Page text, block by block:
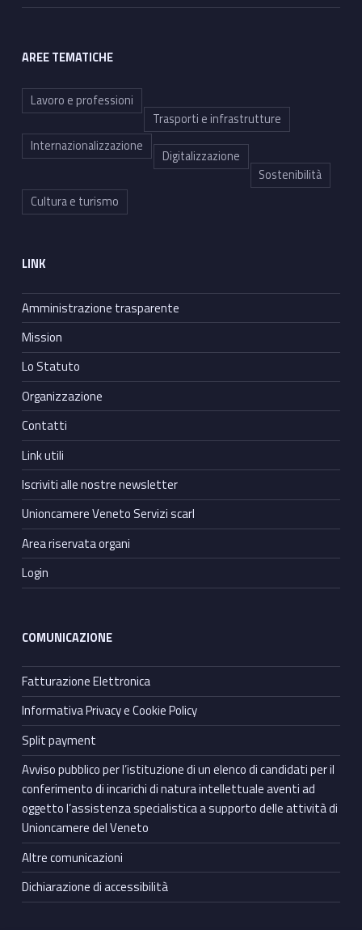
AREE TEMATICHE
Lavoro e professioni
Trasporti e infrastrutture
Internazionalizzazione
Digitalizzazione
Sostenibilità
Cultura e turismo
LINK
Amministrazione trasparente
Mission
Lo Statuto
Organizzazione
Contatti
Link utili
Iscriviti alle nostre newsletter
Unioncamere Veneto Servizi scarl
Area riservata organi
Login
COMUNICAZIONE
Fatturazione Elettronica
Informativa Privacy e Cookie Policy
Split payment
Avviso pubblico per l’istituzione di un elenco di candidati per il
conferimento di incarichi di natura intellettuale aventi ad
oggetto l’assistenza specialistica a supporto delle attività di
Unioncamere del Veneto
Altre comunicazioni
Dichiarazione di accessibilità